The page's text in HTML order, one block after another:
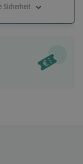
Sicherheit